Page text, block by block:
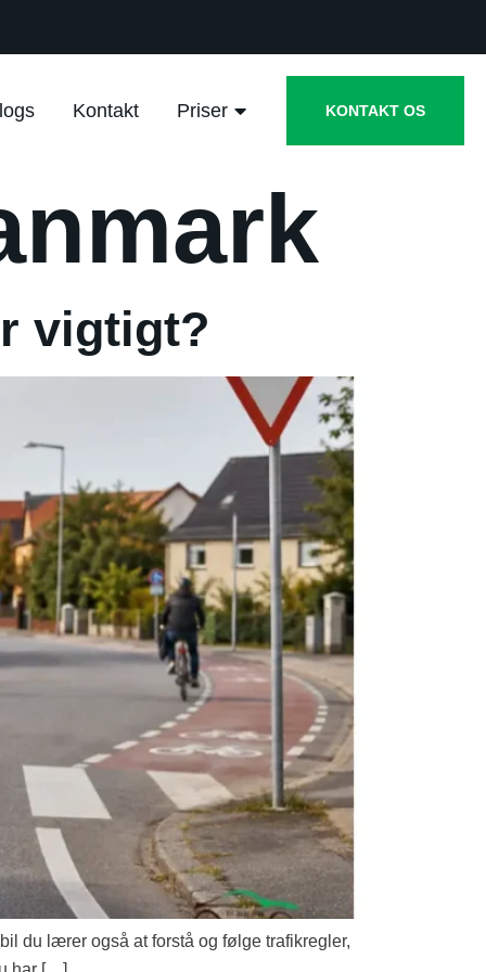
Kontakt Priser KONTAKT OS
vigtigt?
du lærer også at forstå og følge trafikregler,